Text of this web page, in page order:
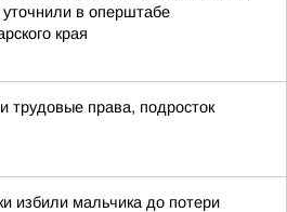
уточнили в оперштабе
края
трудовые права, подросток
избили мальчика до потери